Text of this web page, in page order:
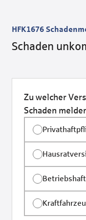
HFK1676
Schaden
Zu welcher
Schaden